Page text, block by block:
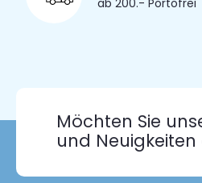
ab 200.- Portofrei
Möchten Sie
und